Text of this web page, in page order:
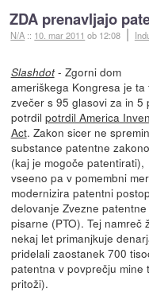
ZDA prenavljajo
N/A :: 10. mar 2011 ob 12:08
Slashdot- Zgorni dom
ameriškega Kongresa je ta
zvečer s 95 glasovi za in 5
potrdil potrdil America
Act. Zakon sicer ne
substance patentne
(kaj je mogoče patentirati),
vseeno pa v pomembni
modernizira patentni
delovanje Zvezne patentne
pisarne (PTO). Tej namreč
nekaj let primanjkuje
pridelali zaostanek 700
patentna v povprečju mine
pritoži).